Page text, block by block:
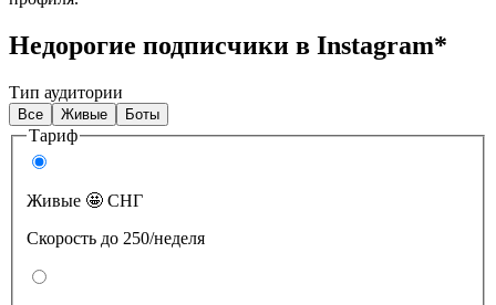
Недорогие подписчики в Instagram*
Тип аудитории
Все Живые Боты
Тариф
Живые 🤩 СНГ
Скорость до 250/неделя